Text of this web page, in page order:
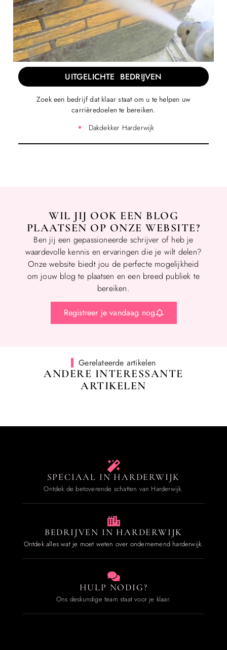
UITGELICHTE BEDRIJVEN
Zoek een bedrijf dat klaar staat om u te helpen uw
carrièredoelen te bereiken.
Dakdekker Harderwijk
WIL JIJ OOK EEN BLOG
PLAATSEN OP ONZE WEBSITE?
Ben jij een gepassioneerde schrijver of heb je
waardevolle kennis en ervaringen die je wilt delen?
Onze website biedt jou de perfecte mogelijkheid
om jouw blog te plaatsen en een breed publiek te
bereiken.
Registreer je vandaag nog
Gerelateerde artikelen
ANDERE INTERESSANTE
ARTIKELEN
SPECIAAL IN HARDERWIJK
Ontdek de betoverende schatten van Harderwijk.
BEDRIJVEN IN HARDERWIJK
Ontdek alles wat je moet weten over ondernemend harderwijk.
HULP NODIG?
Ons deskundige team staat voor je klaar.